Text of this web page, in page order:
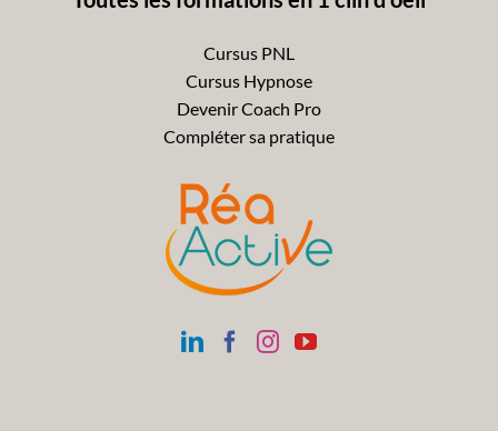
Cursus PNL
Cursus Hypnose
Devenir Coach Pro
Compléter sa pratique